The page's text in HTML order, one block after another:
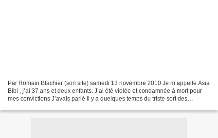
Par Romain Blachier (son site) samedi 13 novembre 2010 Je m’appelle Asia
Bibi , j’ai 37 ans et deux enfants. J’ai été violée et condamnée à mort pour
mes convictions J’avais parlé il y a quelques temps du triste sort des